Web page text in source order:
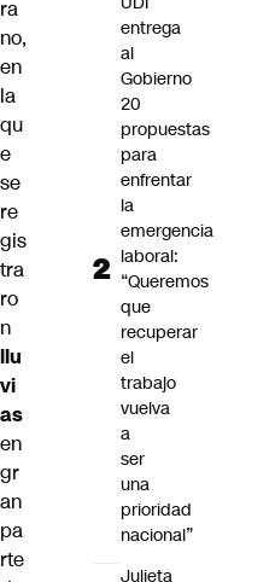
ra
no,
en
la
qu
e
se
re
gis
tra
ro
n
llu
vi
as
en
gr
an
pa
rte
entrega
al
Gobierno
20
propuestas
para
enfrentar
la
emergencia
laboral:
“Queremos
que
recuperar
el
trabajo
vuelva
a
ser
una
prioridad
nacional”
Julieta